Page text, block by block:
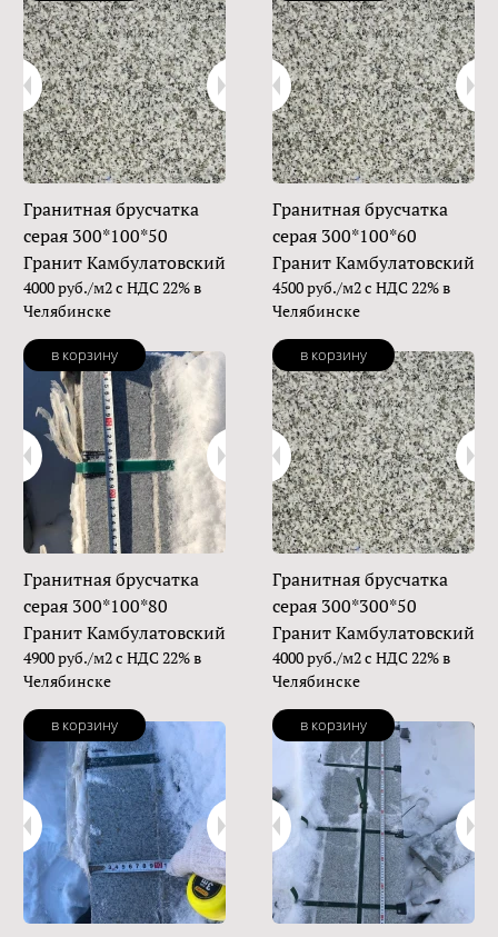
Гранитная брусчатка
серая 300*100*50
Гранит Камбулатовский
4000 руб./м2 с НДС 22% в
Челябинске
в корзину
Гранитная брусчатка
серая 300*100*60
Гранит Камбулатовский
4500 руб./м2 с НДС 22% в
Челябинске
в корзину
Гранитная брусчатка
серая 300*100*80
Гранит Камбулатовский
4900 руб./м2 с НДС 22% в
Челябинске
в корзину
Гранитная брусчатка
серая 300*300*50
Гранит Камбулатовский
4000 руб./м2 с НДС 22% в
Челябинске
в корзину